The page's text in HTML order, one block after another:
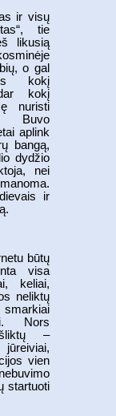
ir visų
tie
likusią
o gal
kokį
kokį
nuristi
Buvo
aplink
bangą,
dydžio
nei
ir
būtų
visa
keliai,
neliktų
Nors
–
vien
startuoti